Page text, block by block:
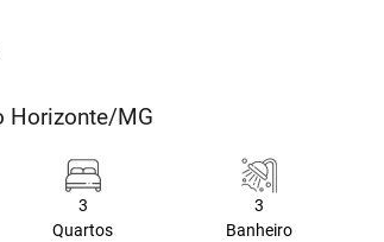
Horizonte/MG
3
Quartos
3
Banheiro